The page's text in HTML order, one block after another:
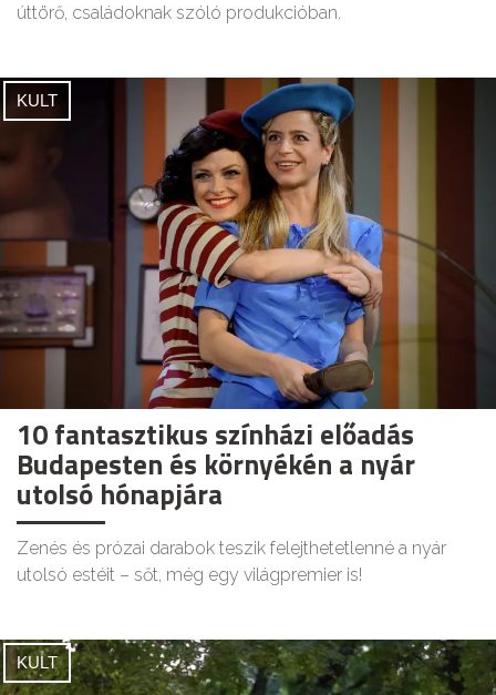
úttörő, családoknak szóló produkcióban.
KULT
10 fantasztikus színházi előadás
Budapesten és környékén a nyár
utolsó hónapjára
Zenés és prózai darabok teszik felejthetetlenné a nyár
utolsó estéit – sőt, még egy világpremier is!
KULT